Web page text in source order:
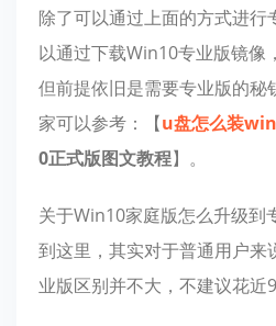
除了可以通过上面的方式进行
以通过下载Win10专业版镜像
但前提依旧是需要专业版的秘
家可以参考：【u盘怎么装win
0正式版图文教程】。
关于Win10家庭版怎么升级到
到这里，其实对于普通用户
业版区别并不大，不建议花近